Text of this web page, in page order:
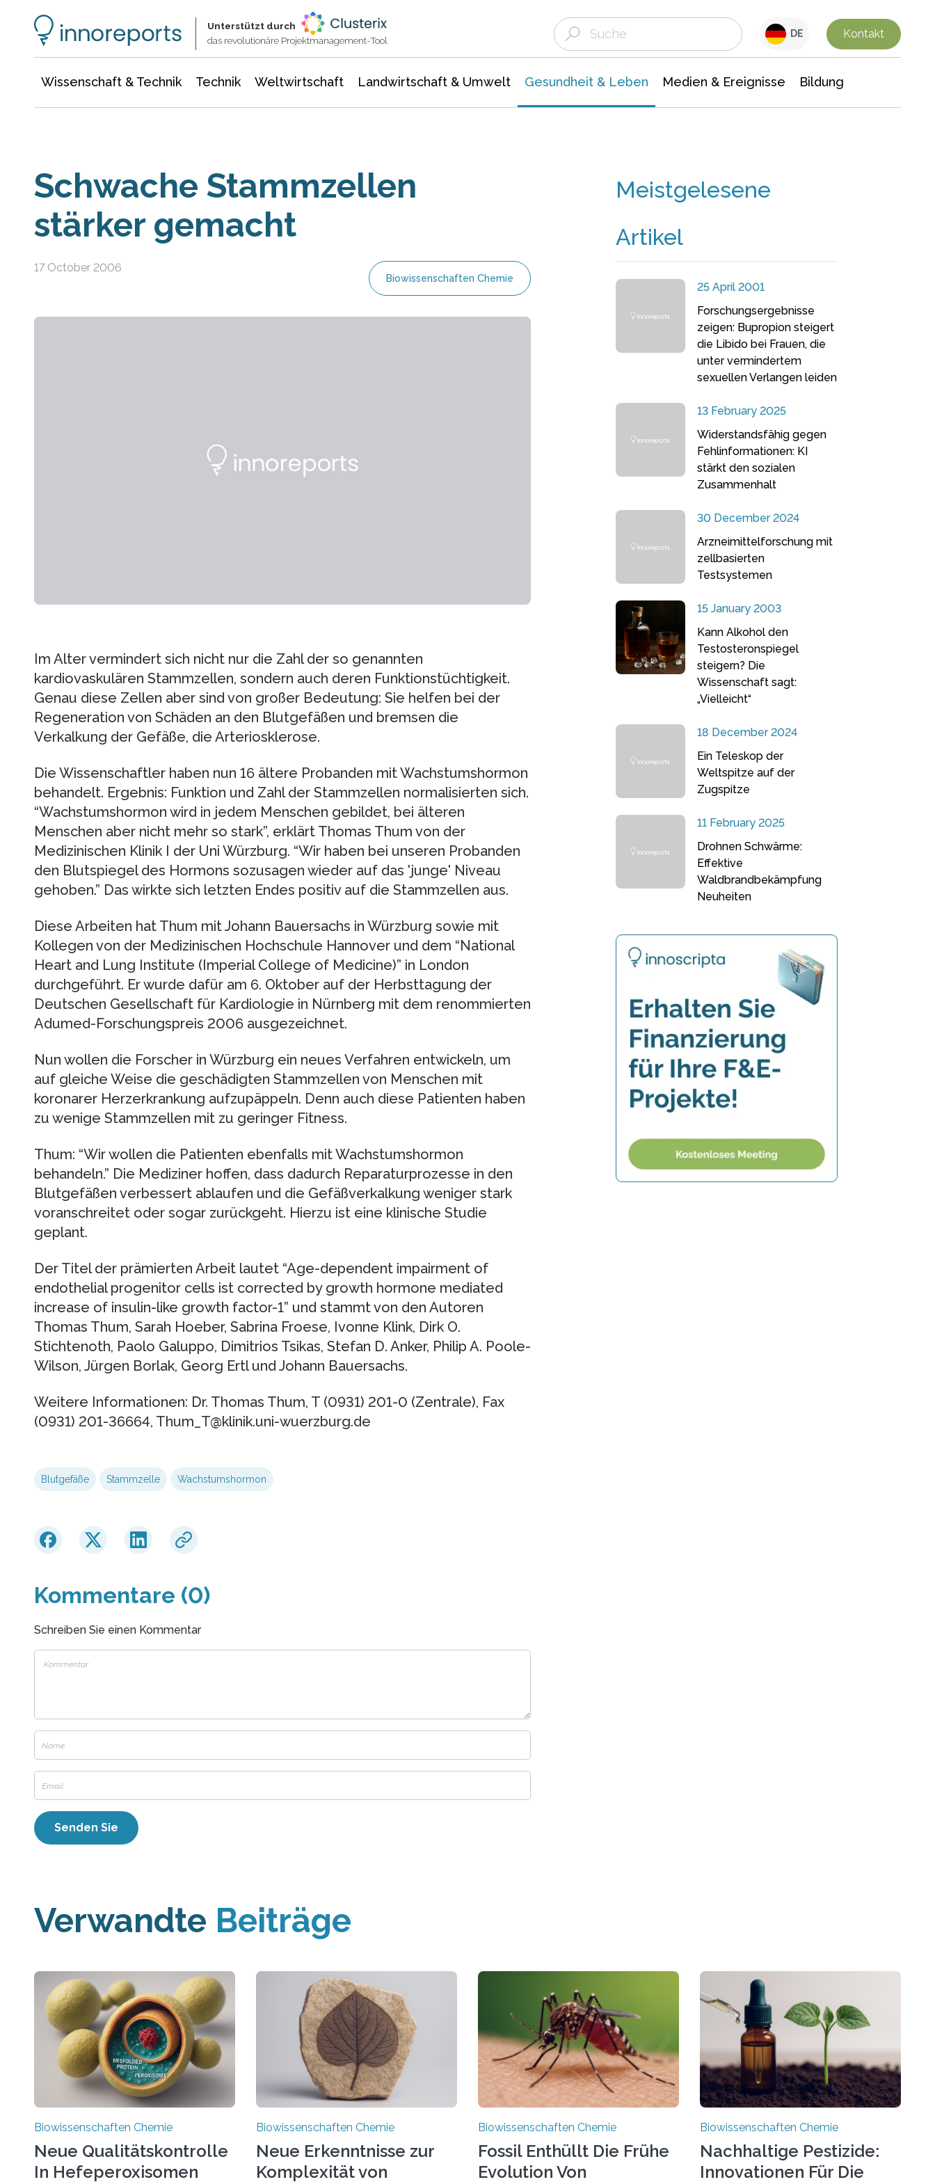
Unterstützt durch
das revolutionäre Projektmanagement-Tool
DE Kontakt
Wissenschaft & Technik Technik Weltwirtschaft Landwirtschaft & Umwelt Gesundheit & Leben Medien & Ereignisse Bildung
Schwache Stammzellen
stärker gemacht
17 October 2006
Biowissenschaften Chemie
Im Alter vermindert sich nicht nur die Zahl der so genannten
kardiovaskulären Stammzellen, sondern auch deren Funktionstüchtigkeit.
Genau diese Zellen aber sind von großer Bedeutung: Sie helfen bei der
Regeneration von Schäden an den Blutgefäßen und bremsen die
Verkalkung der Gefäße, die Arteriosklerose.
Die Wissenschaftler haben nun 16 ältere Probanden mit Wachstumshormon
behandelt. Ergebnis: Funktion und Zahl der Stammzellen normalisierten sich.
“Wachstumshormon wird in jedem Menschen gebildet, bei älteren
Menschen aber nicht mehr so stark”, erklärt Thomas Thum von der
Medizinischen Klinik I der Uni Würzburg. “Wir haben bei unseren Probanden
den Blutspiegel des Hormons sozusagen wieder auf das 'junge' Niveau
gehoben.” Das wirkte sich letzten Endes positiv auf die Stammzellen aus.
Diese Arbeiten hat Thum mit Johann Bauersachs in Würzburg sowie mit
Kollegen von der Medizinischen Hochschule Hannover und dem “National
Heart and Lung Institute (Imperial College of Medicine)” in London
durchgeführt. Er wurde dafür am 6. Oktober auf der Herbsttagung der
Deutschen Gesellschaft für Kardiologie in Nürnberg mit dem renommierten
Adumed-Forschungspreis 2006 ausgezeichnet.
Nun wollen die Forscher in Würzburg ein neues Verfahren entwickeln, um
auf gleiche Weise die geschädigten Stammzellen von Menschen mit
koronarer Herzerkrankung aufzupäppeln. Denn auch diese Patienten haben
zu wenige Stammzellen mit zu geringer Fitness.
Thum: “Wir wollen die Patienten ebenfalls mit Wachstumshormon
behandeln.” Die Mediziner hoffen, dass dadurch Reparaturprozesse in den
Blutgefäßen verbessert ablaufen und die Gefäßverkalkung weniger stark
voranschreitet oder sogar zurückgeht. Hierzu ist eine klinische Studie
geplant.
Der Titel der prämierten Arbeit lautet “Age-dependent impairment of
endothelial progenitor cells ist corrected by growth hormone mediated
increase of insulin-like growth factor-1” und stammt von den Autoren
Thomas Thum, Sarah Hoeber, Sabrina Froese, Ivonne Klink, Dirk O.
Stichtenoth, Paolo Galuppo, Dimitrios Tsikas, Stefan D. Anker, Philip A. Poole-
Wilson, Jürgen Borlak, Georg Ertl und Johann Bauersachs.
Weitere Informationen: Dr. Thomas Thum, T (0931) 201-0 (Zentrale), Fax
(0931) 201-36664, Thum_T@klinik.uni-wuerzburg.de
Blutgefäße Stammzelle Wachstumshormon
Kommentare (0)
Schreiben Sie einen Kommentar
Meistgelesene
Artikel
25 April 2001
Forschungsergebnisse
zeigen: Bupropion steigert
die Libido bei Frauen, die
unter vermindertem
sexuellen Verlangen leiden
13 February 2025
Widerstandsfähig gegen
Fehlinformationen: KI
stärkt den sozialen
Zusammenhalt
30 December 2024
Arzneimittelforschung mit
zellbasierten
Testsystemen
15 January 2003
Kann Alkohol den
Testosteronspiegel
steigern? Die
Wissenschaft sagt:
„Vielleicht“
18 December 2024
Ein Teleskop der
Weltspitze auf der
Zugspitze
11 February 2025
Drohnen Schwärme:
Effektive
Waldbrandbekämpfung
Neuheiten
Verwandte Beiträge
Biowissenschaften Chemie
Neue Qualitätskontrolle
In Hefeperoxisomen
Biowissenschaften Chemie
Neue Erkenntnisse zur
Komplexität von
Biowissenschaften Chemie
Fossil Enthüllt Die Frühe
Evolution Von
Biowissenschaften Chemie
Nachhaltige Pestizide:
Innovationen Für Die